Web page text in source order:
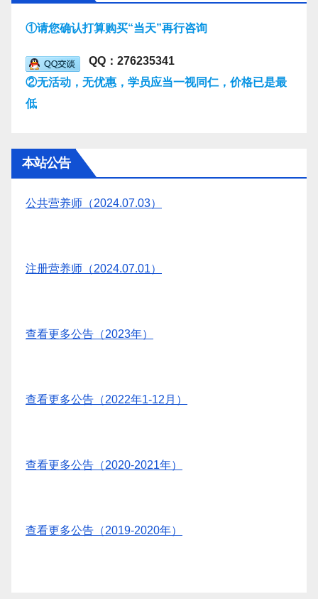
①请您确认打算购买“当天”再行咨询
QQ：276235341
②无活动，无优惠，学员应当一视同仁，价格已是最
低
本站公告
公共营养师（2024.07.03）
注册营养师（2024.07.01）
查看更多公告（2023年）
查看更多公告（2022年1-12月）
查看更多公告（2020-2021年）
查看更多公告（2019-2020年）